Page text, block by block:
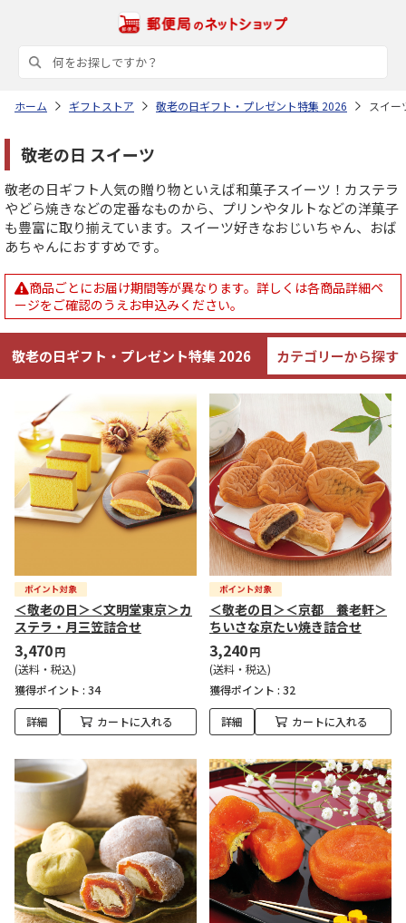
ホーム ギフトストア 敬老の日ギフト・プレゼント特集 2026 スイー
敬老の日 スイーツ
敬老の日ギフト人気の贈り物といえば和菓子スイーツ！カステラ
やどら焼きなどの定番なものから、プリンやタルトなどの洋菓子
も豊富に取り揃えています。スイーツ好きなおじいちゃん、おば
あちゃんにおすすめです。
商品ごとにお届け期間等が異なります。詳しくは各商品詳細ペ
ージをご確認のうえお申込みください。
敬老の日ギフト・プレゼント特集 2026 カテゴリーから探す
＜敬老の日＞＜文明堂東京＞カ
ステラ・月三笠詰合せ
3,470円
(送料・税込)
獲得ポイント : 34
詳細 カートに入れる
＜敬老の日＞＜京都 養老軒＞
ちいさな京たい焼き詰合せ
3,240円
(送料・税込)
獲得ポイント : 32
詳細 カートに入れる